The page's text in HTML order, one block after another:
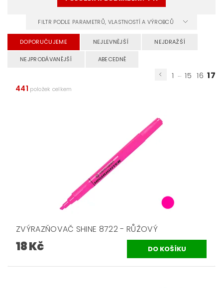
FILTR PODLE PARAMETRŮ, VLASTNOSTÍ A VÝROBCŮ
DOPORUČUJEME NEJLEVNĚJŠÍ NEJDRAŽŠÍ
NEJPRODÁVANĚJŠÍ ABECEDNĚ
1 ... 15 16 17
441 položek celkem
ZVÝRAZŇOVAČ SHINE 8722 - RŮŽOVÝ
18 Kč